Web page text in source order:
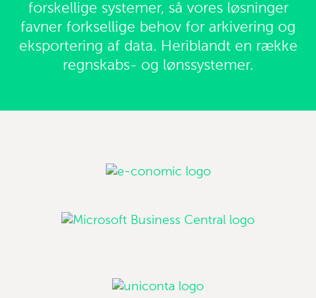
forskellige systemer, så vores løsninger
favner forksellige behov for arkivering og
eksportering af data. Heriblandt en række
regnskabs- og lønssystemer.